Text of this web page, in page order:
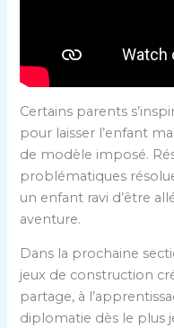
Certains parents
pour laisser l’enfant
de modèle imposé.
problématiques
un enfant ravi d’être
aventure.
Dans la prochaine
jeux de construction
partage, à
diplomatie dès le plus